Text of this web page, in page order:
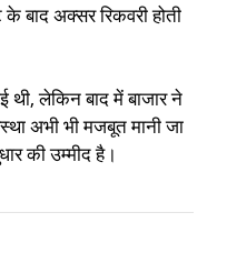
के बाद अक्सर रिकवरी होती
थी, लेकिन बाद में बाजार ने
अभी भी मजबूत मानी जा
की उम्मीद है।